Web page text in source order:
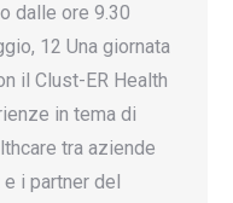
dalle ore 9.30
12 Una giornata
il Clust-ER Health
in tema di
tra aziende
i partner del